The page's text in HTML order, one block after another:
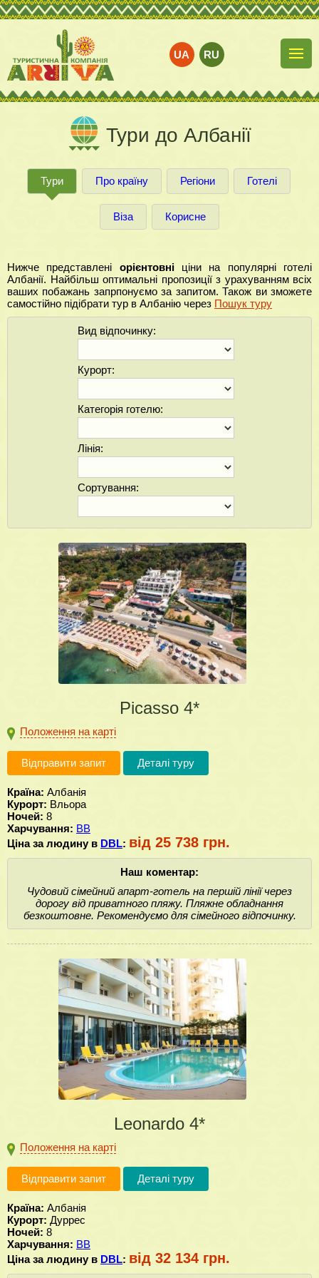
UA RU
Тури до Албанії
Тури Про країну Регіони Готелі
Віза Корисне
Нижче представлені орієнтовніціни на популярні готелі
Албанії. Найбільш оптимальні пропозиції з урахуванням всіх
ваших побажань запрпонуємо за запитом. Також ви зможете
самостійно підібрати тур в Албанію через Пошук туру
Вид відпочинку:
Курорт:
Категорія готелю:
Лінія:
Сортування:
Picasso 4*
Положення на карті
Відправити запит Деталі туру
Країна: Албанія
Курорт: Вльора
Ночей: 8
Харчування: BB
Ціна за людину в DBL: від 25 738 грн.
Наш коментар:
Чудовий сімейний апарт-готель на першій лінії через
дорогу від приватного пляжу. Пляжне обладнання
безкоштовне. Рекомендуємо для сімейного відпочинку.
Leonardo 4*
Положення на карті
Відправити запит Деталі туру
Країна: Албанія
Курорт: Дуррес
Ночей: 8
Харчування: BB
Ціна за людину в DBL: від 32 134 грн.